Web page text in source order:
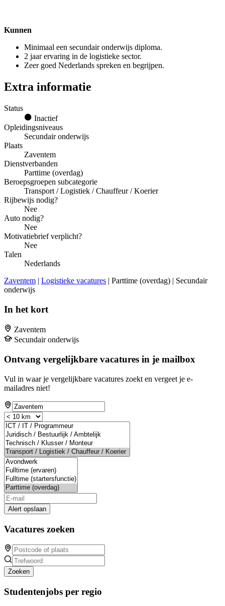
Kunnen
Minimaal een secundair onderwijs diploma.
2 jaar ervaring in de logistieke sector.
Zeer goed Nederlands spreken en begrijpen.
Extra informatie
Status
Inactief
Opleidingsniveaus
Secundair onderwijs
Plaats
Zaventem
Dienstverbanden
Parttime (overdag)
Beroepsgroepen subcategorie
Transport / Logistiek / Chauffeur / Koerier
Rijbewijs nodig?
Nee
Auto nodig?
Nee
Motivatiebrief verplicht?
Nee
Talen
Nederlands
Zaventem | Logistieke vacatures | Parttime (overdag) | Secundair
onderwijs
In het kort
Zaventem
Secundair onderwijs
Ontvang vergelijkbare vacatures in je mailbox
Vul in waar je vergelijkbare vacatures zoekt en vergeet je e-
mailadres niet!
Alert opslaan
Vacatures zoeken
Zoeken
Studentenjobs per regio